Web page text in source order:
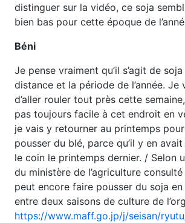
distinguer sur la vidéo, ce soja
bien bas pour cette époque de
Béni
Je pense vraiment qu’il s’agit de
distance et la période de l’année. Je
d’aller rouler tout près cette
pas toujours facile à cet endroit en
je vais y retourner au printemps
pousser du blé, parce qu’il y en
le coin le printemps dernier. / Selon
du ministère de l’agriculture
peut encore faire pousser du soja
entre deux saisons de culture de
https://www.maff.go.jp/j/seisan/